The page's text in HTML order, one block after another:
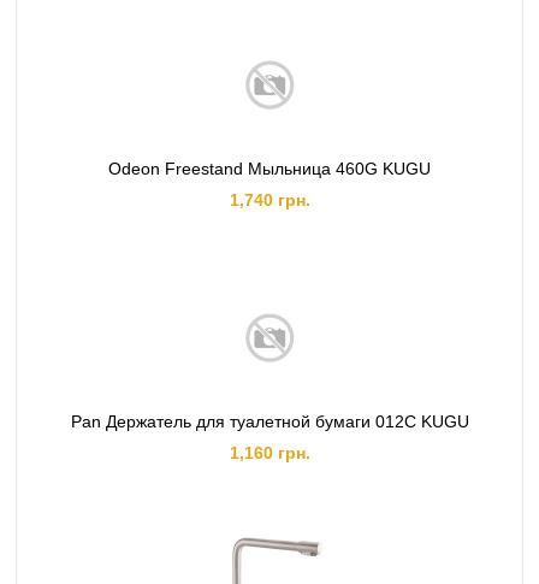
Odeon Freestand Мыльница 460G KUGU
1,740 грн.
Pan Держатель для туалетной бумаги 012C KUGU
1,160 грн.